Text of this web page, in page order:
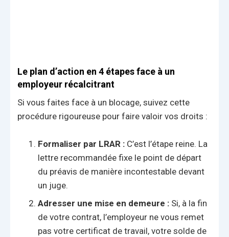
Le plan d’action en 4 étapes face à un
employeur récalcitrant
Si vous faites face à un blocage, suivez cette
procédure rigoureuse pour faire valoir vos droits :
Formaliser par LRAR : C’est l’étape reine. La
lettre recommandée fixe le point de départ
du préavis de manière incontestable devant
un juge.
Adresser une mise en demeure : Si, à la fin
de votre contrat, l’employeur ne vous remet
pas votre certificat de travail, votre solde de